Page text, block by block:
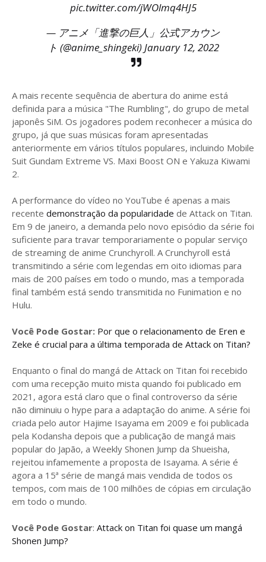
pic.twitter.com/jWOlmq4HJ5
— アニメ「進撃の巨人」公式アカウン
ト (@anime_shingeki)January 12, 2022
A mais recente sequência de abertura do anime está
definida para a música "The Rumbling", do grupo de metal
japonês SiM. Os jogadores podem reconhecer a música do
grupo, já que suas músicas foram apresentadas
anteriormente em vários títulos populares, incluindo Mobile
Suit Gundam Extreme VS. Maxi Boost ON e Yakuza Kiwami
2.
A performance do vídeo no YouTube é apenas a mais
recente demonstração da popularidade de Attack on Titan.
Em 9 de janeiro, a demanda pelo novo episódio da série foi
suficiente para travar temporariamente o popular serviço
de streaming de anime Crunchyroll. A Crunchyroll está
transmitindo a série com legendas em oito idiomas para
mais de 200 países em todo o mundo, mas a temporada
final também está sendo transmitida no Funimation e no
Hulu.
Você Pode Gostar: Por que o relacionamento de Eren e
Zeke é crucial para a última temporada de Attack on Titan?
Enquanto o final do mangá de Attack on Titan foi recebido
com uma recepção muito mista quando foi publicado em
2021, agora está claro que o final controverso da série
não diminuiu o hype para a adaptação do anime. A série foi
criada pelo autor Hajime Isayama em 2009 e foi publicada
pela Kodansha depois que a publicação de mangá mais
popular do Japão, a Weekly Shonen Jump da Shueisha,
rejeitou infamemente a proposta de Isayama. A série é
agora a 15ª série de mangá mais vendida de todos os
tempos, com mais de 100 milhões de cópias em circulação
em todo o mundo.
Você Pode Gostar: Attack on Titan foi quase um mangá
Shonen Jump?